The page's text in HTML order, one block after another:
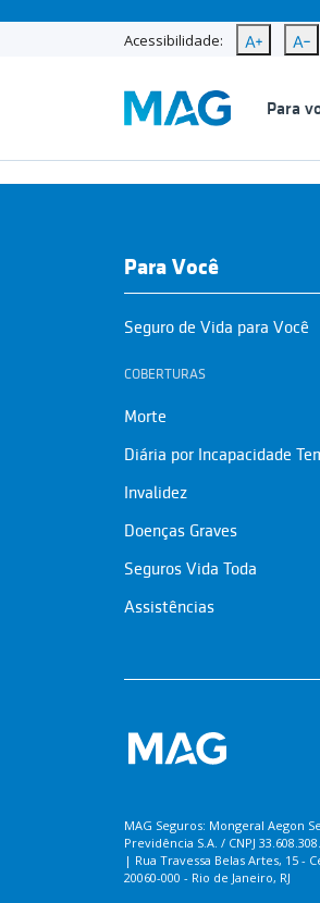
Acessibilidade:
Para
Para Você
Seguro de Vida para Você
COBERTURAS
Morte
Diária por Incapacidade
Invalidez
Doenças Graves
Seguros Vida Toda
Assistências
MAG Seguros: Mongeral Aegon
Previdência S.A. / CNPJ
| Rua Travessa Belas Artes, 15 -
20060-000 - Rio de Janeiro, RJ